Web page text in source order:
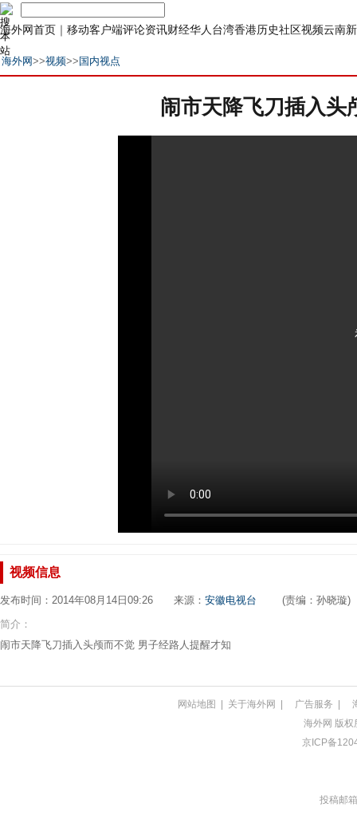
海外网首页 ｜ 移动客户端评论资讯财经华人 台湾香港历史社区视频云南
海外网>>视频>> 国内视点
闹市天降飞刀插入头
视频信息
发布时间：2014年08月14日09:26 来源： 安徽电视台 (责编：孙晓璇)
简介：
闹市天降飞刀插入头颅而不觉 男子经路人提醒才知
网站地图 | 关于海外网 | 广告服务 |
海外网 版权
京ICP备
投稿邮